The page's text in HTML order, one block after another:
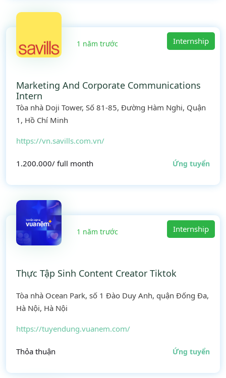
1 năm trước Internship
Marketing And Corporate Communications
Intern
Tòa nhà Doji Tower, Số 81-85, Đường Hàm Nghi, Quận
1, Hồ Chí Minh
https://vn.savills.com.vn/
1.200.000/ full month Ứng tuyển
1 năm trước Internship
Thực Tập Sinh Content Creator Tiktok
Tòa nhà Ocean Park, số 1 Đào Duy Anh, quận Đống Đa,
Hà Nội, Hà Nội
https://tuyendung.vuanem.com/
Thỏa thuận Ứng tuyển